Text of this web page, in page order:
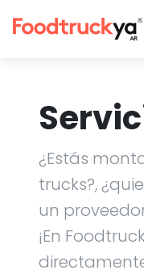
¿Estás
trucks?,
un
¡En